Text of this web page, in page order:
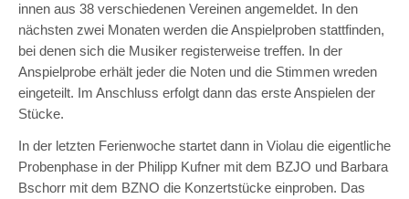
innen aus 38 verschiedenen Vereinen angemeldet. In den
nächsten zwei Monaten werden die Anspielproben stattfinden,
bei denen sich die Musiker registerweise treffen. In der
Anspielprobe erhält jeder die Noten und die Stimmen wreden
eingeteilt. Im Anschluss erfolgt dann das erste Anspielen der
Stücke.
In der letzten Ferienwoche startet dann in Violau die eigentliche
Probenphase in der Philipp Kufner mit dem BZJO und Barbara
Bschorr mit dem BZNO die Konzertstücke einproben. Das